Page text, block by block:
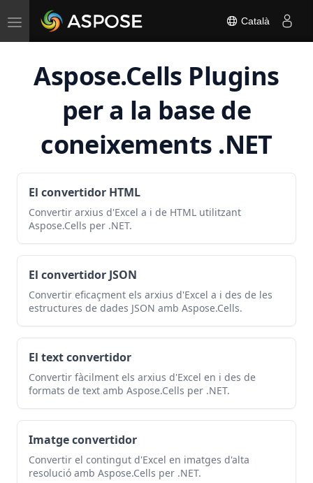
Toggle
navigation
Català
Aspose.Cells Plugins
per a la base de
coneixements .NET
El convertidor HTML
Convertir arxius d'Excel a i de HTML utilitzant
Aspose.Cells per .NET.
El convertidor JSON
Convertir eficaçment els arxius d'Excel a i des de les
estructures de dades JSON amb Aspose.Cells.
El text convertidor
Convertir fàcilment els arxius d'Excel en i des de
formats de text amb Aspose.Cells per .NET.
Imatge convertidor
Convertir el contingut d'Excel en imatges d'alta
resolució amb Aspose.Cells per .NET.